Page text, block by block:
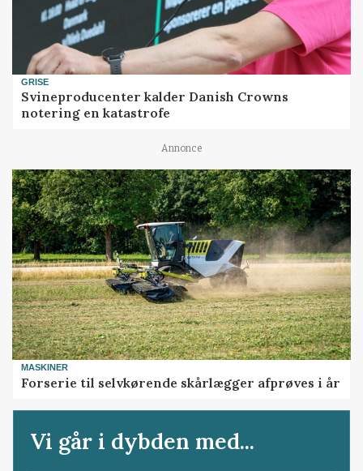
GRISE
Svineproducenter kalder Danish Crowns
notering en katastrofe
Annonce
MASKINER
Forserie til selvkørende skårlægger afprøves i år
Vi går i dybden med...